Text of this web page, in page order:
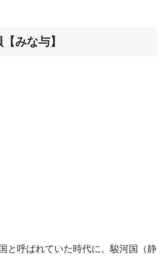
みな与】
と呼ばれていた時代に、駿河国（静